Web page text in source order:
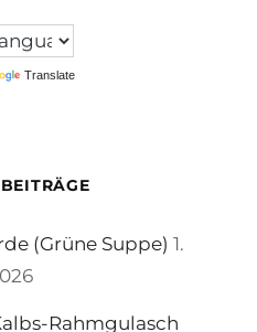
Translate
(Grüne Suppe) 1.
Rahmgulasch